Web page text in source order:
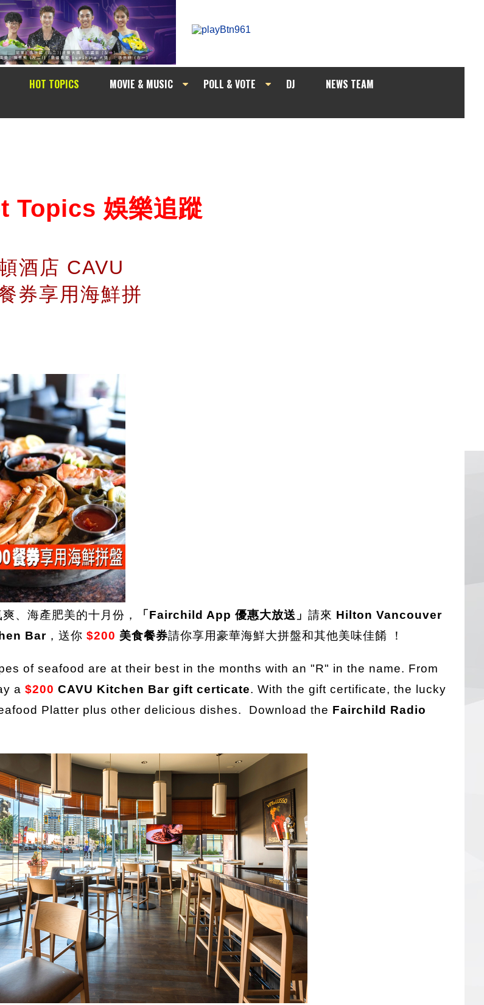
HOT TOPICS MOVIE & MUSIC POLL & VOTE DJ
NEWS TEAM
Topics 娛樂追蹤
酒店 CAVU
券享用海鮮拼
、海產肥美的十月份， 「Fairchild App 優惠大放送」 請來 Hilton Vancouver
Bar ，送你 $200 美食餐券請你享用豪華海鮮大拼盤和其他美味佳餚 ！
of seafood are at their best in the months with an "R" in the name. From
a $200 CAVU Kitchen Bar gift certicate. With the gift certificate, the lucky
Platter plus other delicious dishes. Download the Fairchild Radio